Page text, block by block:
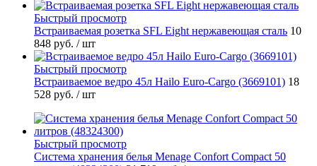
Быстрый просмотр
Встраиваемая розетка SFL Eight нержавеющая сталь 10
848 руб. / шт
Быстрый просмотр
Встраиваемое ведро 45л Hailo Euro-Cargo (3669101) 18
528 руб. / шт
Быстрый просмотр
Система хранения белья Menage Confort Compact 50